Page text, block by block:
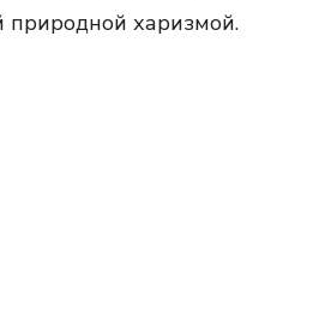
природной харизмой.